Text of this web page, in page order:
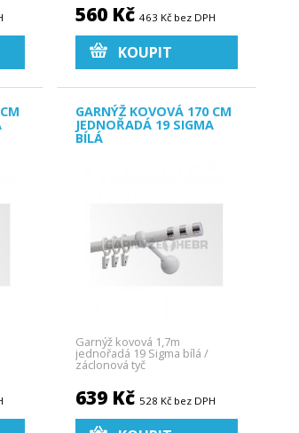
560 Kč463 Kč bez DPH
KOUPIT
GARNÝŽ KOVOVÁ 170 CM
JEDNOŘADÁ 19 SIGMA
BÍLÁ
Garnýž kovová 1,7m
jednořadá 19 Sigma bílá /
záclonová tyč
639 Kč528 Kč bez DPH